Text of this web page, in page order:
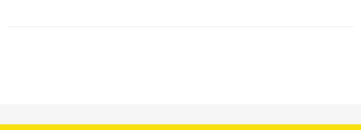
Informace
Můj účet